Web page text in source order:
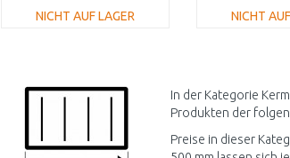
NICHT AUF LAGER
Vergleichen
NICHT
In der Kategorie
Produkten der
Preise in dieser